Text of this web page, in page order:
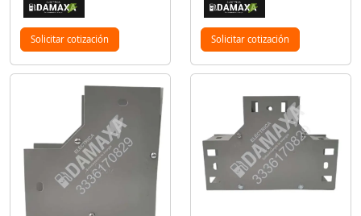
Solicitar cotización Solicitar cotización